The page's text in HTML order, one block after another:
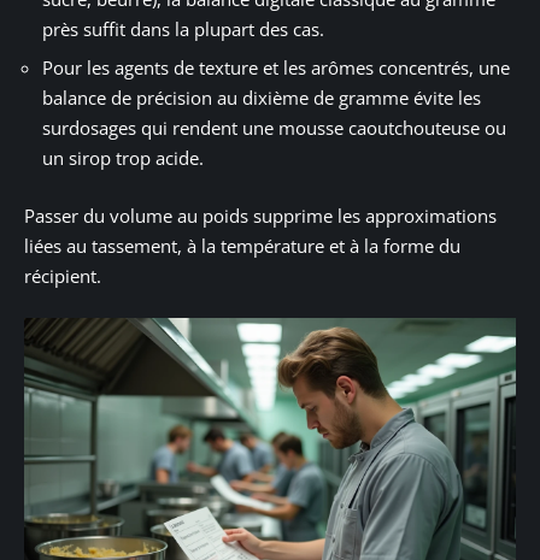
près suffit dans la plupart des cas.
Pour les agents de texture et les arômes concentrés, une
balance de précision au dixième de gramme évite les
surdosages qui rendent une mousse caoutchouteuse ou
un sirop trop acide.
Passer du volume au poids supprime les approximations
liées au tassement, à la température et à la forme du
récipient.